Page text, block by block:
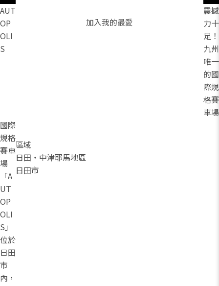
AUT
OP
OLI
S
加入我的最愛
震撼
力十
足！
九州
唯一
的國
際規
格賽
車場
國際
規格
賽車
場
「A
UT
OP
OLI
S」
位於
日田
市
內，
區域
日田・中津耶馬地區
日田市